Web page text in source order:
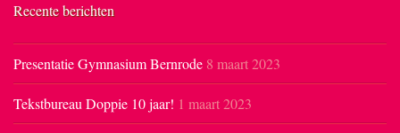
Recente berichten
Presentatie Gymnasium Bernrode 8 maart 2023
Tekstbureau Doppie 10 jaar! 1 maart 2023